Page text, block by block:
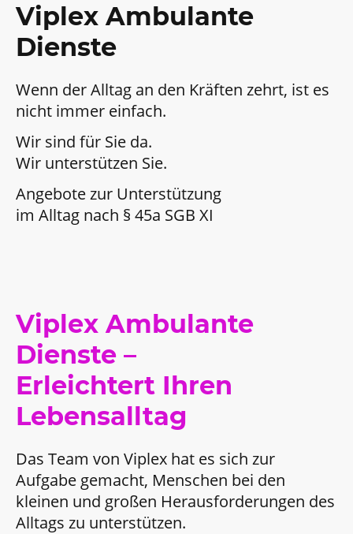
Viplex Ambulante
Dienste
Wenn der Alltag an den Kräften zehrt, ist es
nicht immer einfach.
Wir sind für Sie da.
Wir unterstützen Sie.
Angebote zur Unterstützung
im Alltag nach § 45a SGB XI
Viplex Ambulante
Dienste –
Erleichtert Ihren
Lebensalltag
Das Team von Viplex hat es sich zur
Aufgabe gemacht, Menschen bei den
kleinen und großen Herausforderungen des
Alltags zu unterstützen.